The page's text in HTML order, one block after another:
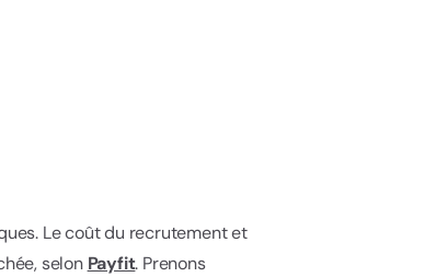
Le coût du recrutement et
selon Payfit. Prenons